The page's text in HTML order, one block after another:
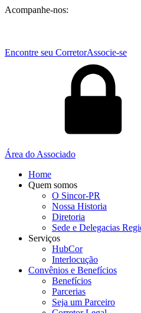
Acompanhe-nos:
Encontre seu CorretorAssocie-se
Área do Associado
Home
Quem somos
O Sincor-PR
Nossa Historia
Diretoria
Sede e Delegacias
Serviços
HubCor
Interlocução
Convênios e Benefícios
Benefícios
Parcerias
Seja um Parceiro